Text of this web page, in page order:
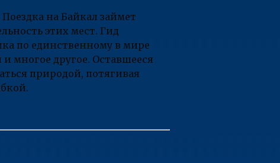
на Байкал займет
этих мест. Гид
по единственному в мире
многое другое. Оставшееся
природой, потягивая